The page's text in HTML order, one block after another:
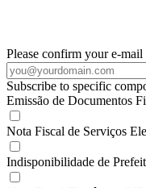
Please confirm your e-mail
Subscribe to specific
Emissão de Documentos
Nota Fiscal de Serviços
Indisponibilidade de